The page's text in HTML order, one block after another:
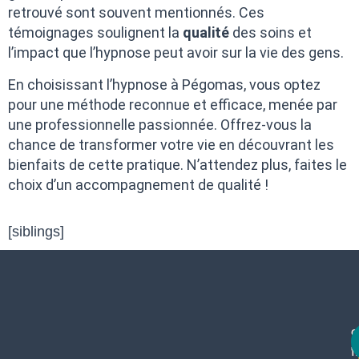
retrouvé sont souvent mentionnés. Ces
témoignages soulignent la qualité des soins et
l’impact que l’hypnose peut avoir sur la vie des gens.
En choisissant l’hypnose à Pégomas, vous optez
pour une méthode reconnue et efficace, menée par
une professionnelle passionnée. Offrez-vous la
chance de transformer votre vie en découvrant les
bienfaits de cette pratique. N’attendez plus, faites le
choix d’un accompagnement de qualité !
[siblings]